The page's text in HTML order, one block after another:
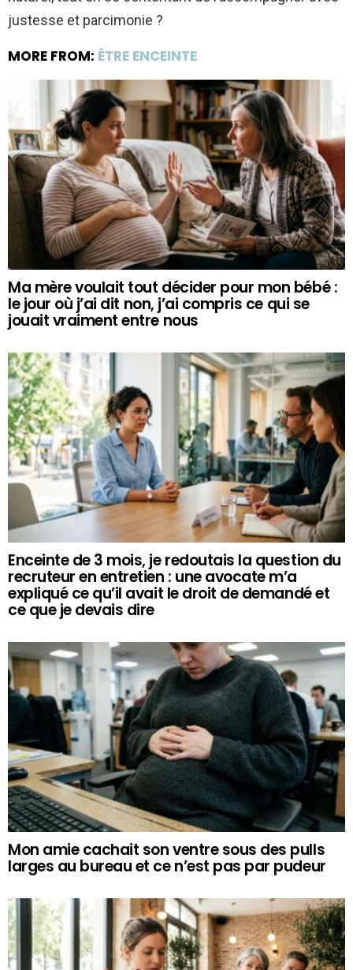
justesse et parcimonie ?
MORE FROM: ÊTRE ENCEINTE
Ma mère voulait tout décider pour mon bébé :
le jour où j’ai dit non, j’ai compris ce qui se
jouait vraiment entre nous
Enceinte de 3 mois, je redoutais la question du
recruteur en entretien : une avocate m’a
expliqué ce qu’il avait le droit de demandé et
ce que je devais dire
Mon amie cachait son ventre sous des pulls
larges au bureau et ce n’est pas par pudeur